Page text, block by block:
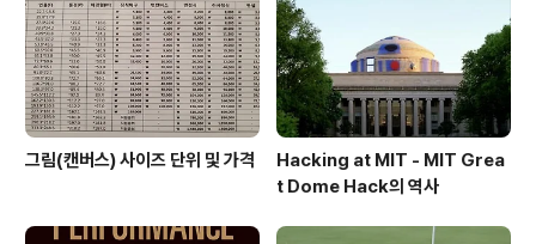
그림(캔버스) 사이즈 단위 및 가격
Hacking at MIT - MIT Grea
t Dome Hack의 역사